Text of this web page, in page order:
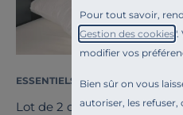
Pour tout savoir,
Gestion des cookies
modifier vos
Bien sûr on vous
autoriser, les refuser,
ESSENTIELS PAR CAMIF
Lot de 2 oreillers Pacôme